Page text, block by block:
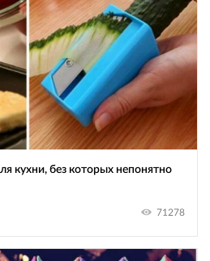
кухни, без которых непонятно
71278